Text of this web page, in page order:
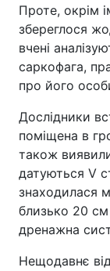
Проте, окрім
збереглося
вчені
саркофага,
про його
Дослідники
поміщена в
також
датуються V
знаходилася
близько 20 см
дренажна
Нещодавнє